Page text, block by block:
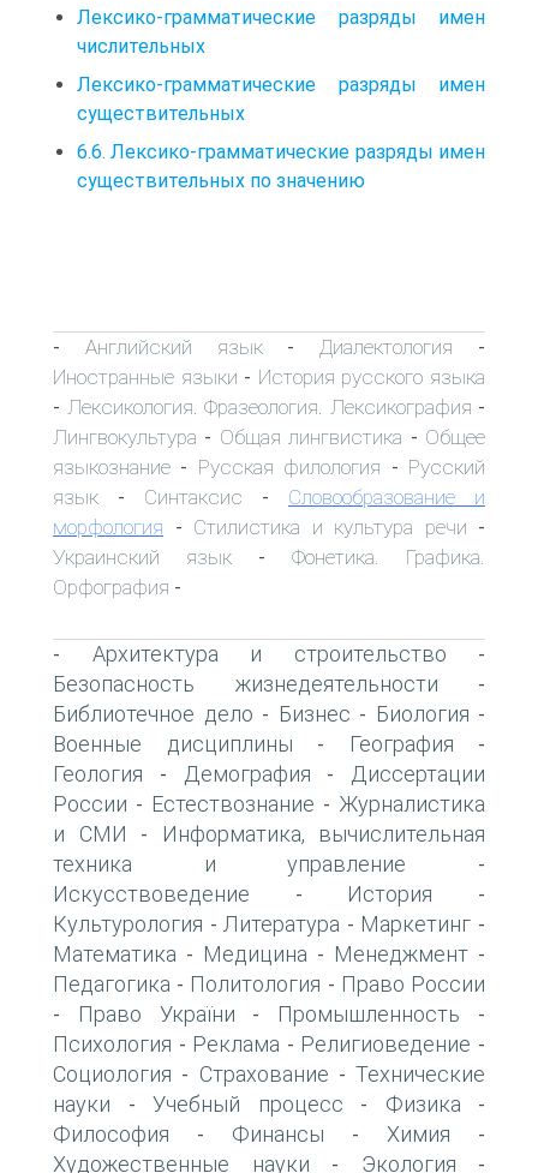
Лексико-грамматические разряды имен
числительных
Лексико-грамматические разряды имен
существительных
6.6. Лексико-грамматические разряды имен
существительных по значению
- Английский язык- Диалектология -
Иностранные языки - История русского языка
- Лексикология. Фразеология. Лексикография -
Лингвокультура - Общая лингвистика - Общее
языкознание - Русская филология - Русский
язык - Синтаксис - Словообразование и
морфология - Стилистика и культура речи -
Украинский язык - Фонетика. Графика.
Орфография -
- Архитектура и строительство -
Безопасность жизнедеятельности -
Библиотечное дело - Бизнес - Биология -
Военные дисциплины - География -
Геология - Демография -
Диссертации
России - Естествознание - Журналистика
и СМИ -
Информатика, вычислительная
техника и управление -
Искусствоведение - История -
Культурология - Литература - Маркетинг -
Математика - Медицина - Менеджмент -
Педагогика - Политология - Право России
- Право України - Промышленность -
Психология - Реклама - Религиоведение -
Социология - Страхование - Технические
науки - Учебный процесс - Физика -
Философия - Финансы - Химия -
Художественные науки - Экология -